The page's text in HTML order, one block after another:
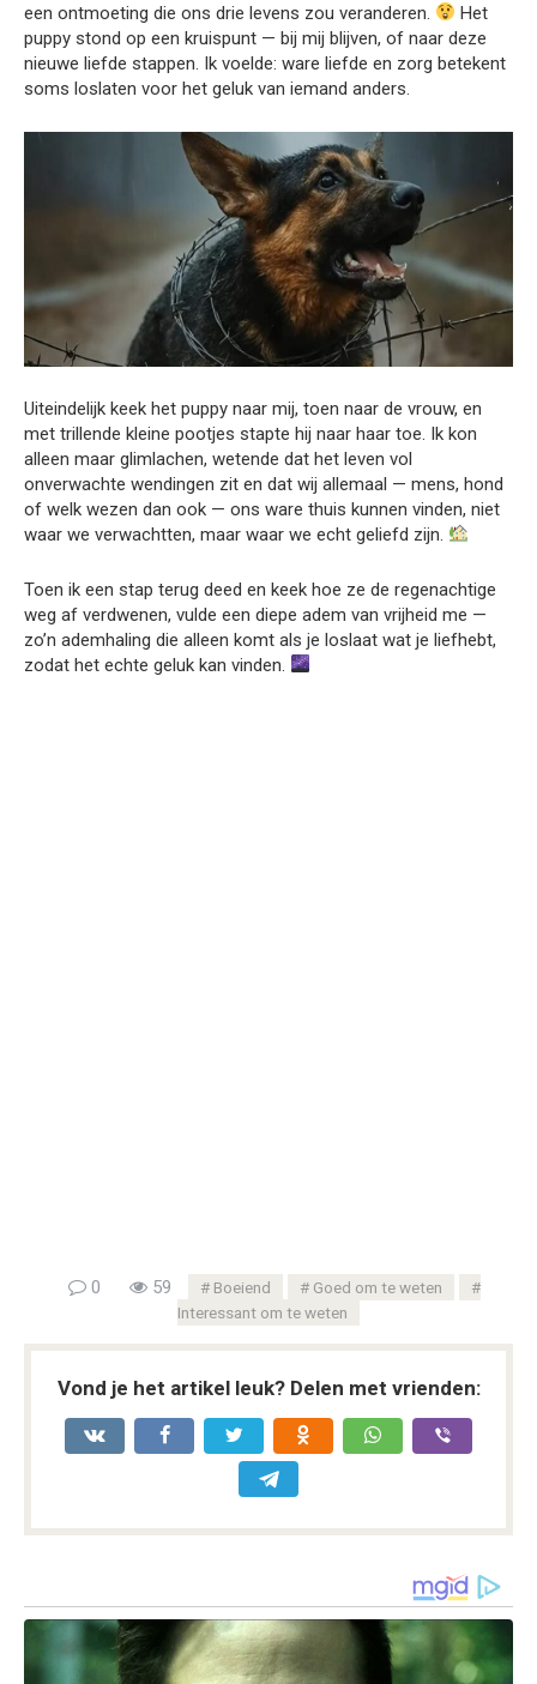
een ontmoeting die ons drie levens zou veranderen.
Het
puppy stond op een kruispunt — bij mij blijven, of naar deze
nieuwe liefde stappen. Ik voelde: ware liefde en zorg betekent
soms loslaten voor het geluk van iemand anders.
Uiteindelijk keek het puppy naar mij, toen naar de vrouw, en
met trillende kleine pootjes stapte hij naar haar toe. Ik kon
alleen maar glimlachen, wetende dat het leven vol
onverwachte wendingen zit en dat wij allemaal — mens, hond
of welk wezen dan ook — ons ware thuis kunnen vinden, niet
waar we verwachtten, maar waar we echt geliefd zijn.
Toen ik een stap terug deed en keek hoe ze de regenachtige
weg af verdwenen, vulde een diepe adem van vrijheid me —
zo’n ademhaling die alleen komt als je loslaat wat je liefhebt,
zodat het echte geluk kan vinden.
0 59 Boeiend
Goed om te weten
Interessant om te weten
Vond je het artikel leuk? Delen met vrienden: